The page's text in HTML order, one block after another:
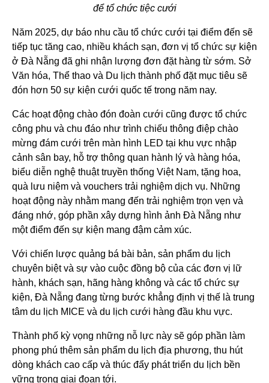
để tổ chức tiệc cưới
Năm 2025, dự báo nhu cầu tổ chức cưới tại điểm đến sẽ
tiếp tục tăng cao, nhiều khách sạn, đơn vị tổ chức sự kiện
ở Đà Nẵng đã ghi nhận lượng đơn đặt hàng từ sớm. Sở
Văn hóa, Thể thao và Du lịch thành phố đặt mục tiêu sẽ
đón hơn 50 sự kiện cưới quốc tế trong năm nay.
Các hoạt động chào đón đoàn cưới cũng được tổ chức
công phu và chu đáo như trình chiếu thông điệp chào
mừng đám cưới trên màn hình LED tại khu vực nhập
cảnh sân bay, hỗ trợ thông quan hành lý và hàng hóa,
biểu diễn nghệ thuật truyền thống Việt Nam, tặng hoa,
quà lưu niệm và vouchers trải nghiệm dịch vụ. Những
hoạt động này nhằm mang đến trải nghiệm trọn vẹn và
đáng nhớ, góp phần xây dựng hình ảnh Đà Nẵng như
một điểm đến sự kiện mang đậm cảm xúc.
Với chiến lược quảng bá bài bản, sản phẩm du lịch
chuyên biệt và sự vào cuộc đồng bộ của các đơn vị lữ
hành, khách sạn, hãng hàng không và các tổ chức sự
kiện, Đà Nẵng đang từng bước khẳng định vị thế là trung
tâm du lịch MICE và du lịch cưới hàng đầu khu vực.
Thành phố kỳ vọng những nỗ lực này sẽ góp phần làm
phong phú thêm sản phẩm du lịch địa phương, thu hút
dòng khách cao cấp và thúc đẩy phát triển du lịch bền
vững trong giai đoạn tới.